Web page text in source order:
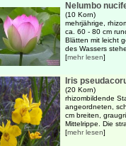
Nelumbo
(10 Korn)
mehrjährige,
ca. 60 - 80 cm
Blätten mit leicht
des Wassers
[mehr lesen]
Iris
(20 Korn)
rhizombildende
angeordneten,
cm breiten,
Mittelrippe. Die
[mehr lesen]